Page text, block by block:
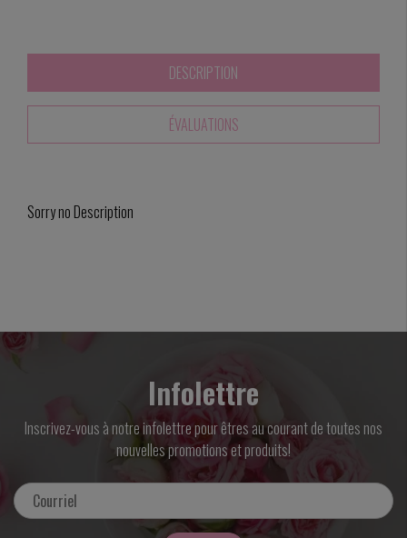
DESCRIPTION
ÉVALUATIONS
Sorry no Description
Infolettre
Inscrivez-vous à notre infolettre pour êtres au courant de toutes nos
nouvelles promotions et produits!